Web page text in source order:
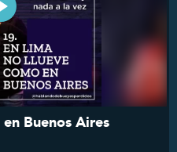
Buenos Aires